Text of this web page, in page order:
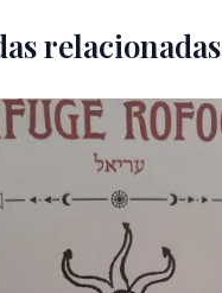
relacionadas